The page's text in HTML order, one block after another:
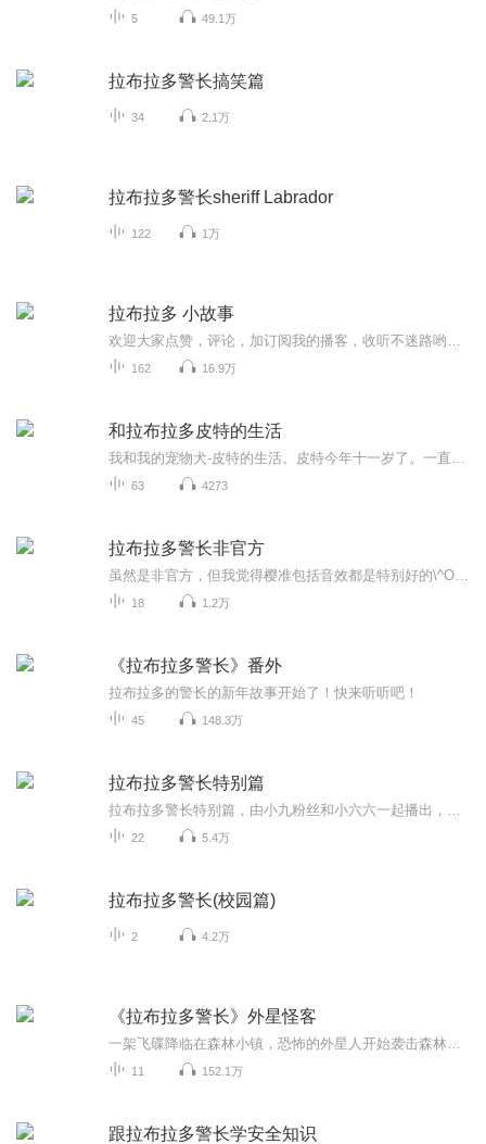
5 49.1万
拉布拉多警长搞笑篇
34 2.1万
拉布拉多警长sheriff Labrador
122 1万
拉布拉多 小故事
162 16.9万
和拉布拉多皮特的生活
63 4273
拉布拉多警长非官方
18 1.2万
《拉布拉多警长》番外
拉布拉多的警长的新年故事开始了！快来听听吧！
45 148.3万
拉布拉多警长特别篇
22 5.4万
拉布拉多警长(校园篇)
2 4.2万
《拉布拉多警长》外星怪客
11 152.1万
跟拉布拉多警长学安全知识